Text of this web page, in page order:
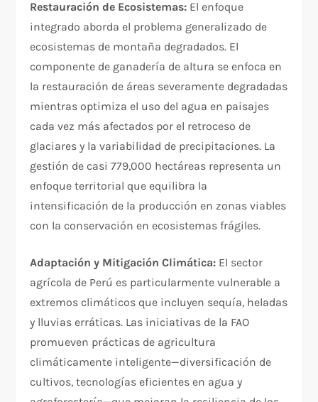
Restauración de Ecosistemas: El enfoque
integrado aborda el problema generalizado de
ecosistemas de montaña degradados. El
componente de ganadería de altura se enfoca en
la restauración de áreas severamente degradadas
mientras optimiza el uso del agua en paisajes
cada vez más afectados por el retroceso de
glaciares y la variabilidad de precipitaciones. La
gestión de casi 779,000 hectáreas representa un
enfoque territorial que equilibra la
intensificación de la producción en zonas viables
con la conservación en ecosistemas frágiles.
Adaptación y Mitigación Climática: El sector
agrícola de Perú es particularmente vulnerable a
extremos climáticos que incluyen sequía, heladas
y lluvias erráticas. Las iniciativas de la FAO
promueven prácticas de agricultura
climáticamente inteligente—diversificación de
cultivos, tecnologías eficientes en agua y